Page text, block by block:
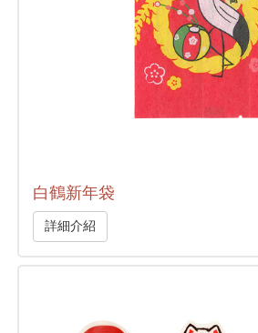
白鶴新年袋
詳細介紹